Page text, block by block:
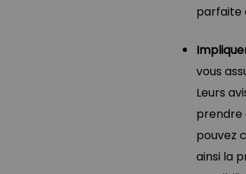
parfaite
vous
Leurs
prendre
pouvez
ainsi la